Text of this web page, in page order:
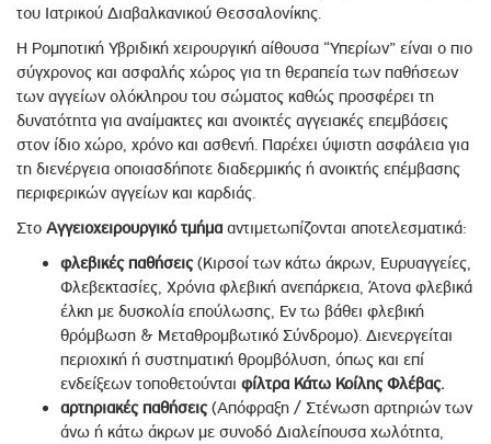
του Ιατρικού Διαβαλκανικού Θεσσαλονίκης.
Η Ρομποτική Υβριδική χειρουργική αίθουσα “Υπερίων” είναι ο πιο
σύγχρονος και ασφαλής χώρος για τη θεραπεία των παθήσεων
των αγγείων ολόκληρου του σώματος καθώς προσφέρει τη
δυνατότητα για αναίμακτες και ανοικτές αγγειακές επεμβάσεις
στον ίδιο χώρο, χρόνο και ασθενή. Παρέχει ύψιστη ασφάλεια για
τη διενέργεια οποιασδήποτε διαδερμικής ή ανοικτής επέμβασης
περιφερικών αγγείων και καρδιάς.
Στο Αγγειοχειρουργικό τμήμα αντιμετωπίζονται αποτελεσματικά:
φλεβικές παθήσεις(Κιρσοί των κάτω άκρων, Ευρυαγγείες,
Φλεβεκτασίες, Χρόνια φλεβική ανεπάρκεια, Άτονα φλεβικά
έλκη με δυσκολία επούλωσης, Εν τω βάθει φλεβική
θρόμβωση & Μεταθρομβωτικό Σύνδρομο). Διενεργείται
περιοχική ή συστηματική θρομβόλυση, όπως και επί
ενδείξεων τοποθετούνται φίλτρα Κάτω Κοίλης Φλέβας.
αρτηριακές παθήσεις(Απόφραξη / Στένωση αρτηριών των
άνω ή κάτω άκρων με συνοδό Διαλείπουσα χωλότητα,